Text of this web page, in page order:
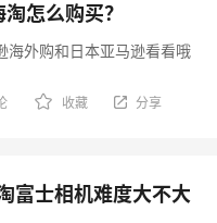
怎么购买？
海外购和日本亚马逊看看哦
收藏 分享
富士相机难度大不大